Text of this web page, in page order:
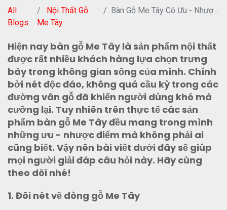
All
Blogs
Nội Thất Gỗ
Me Tây
Bàn Gỗ Me Tây Có Ưu - Nhược Điểm Gì?
Hiện nay bàn gỗ Me Tây là sản phẩm nội thất
được rất nhiều khách hàng lựa chọn trưng
bày trong không gian sống của mình. Chính
bởi nét độc đáo, không quá cầu kỳ trong các
đường vân gỗ đã khiến người dùng khó mà
cưỡng lại. Tuy nhiên trên thực tế các sản
phẩm bàn gỗ Me Tây đều mang trong mình
những ưu - nhược điểm mà không phải ai
cũng biết. Vậy nên bài viết dưới đây sẽ giúp
mọi người giải đáp câu hỏi này. Hãy cùng
theo dõi nhé!
1. Đôi nét về dòng gỗ Me Tây